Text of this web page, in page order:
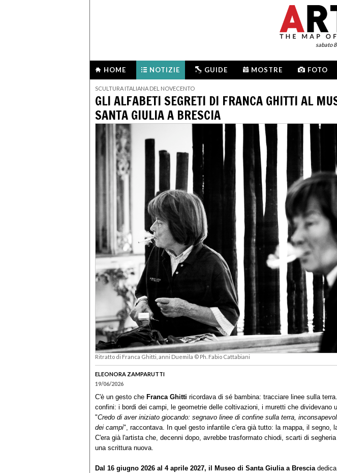
sabato
HOME NOTIZIE GUIDE MOSTRE FOTO
SCULTURA ITALIANA DEL NOVECENTO
GLI ALFABETI SEGRETI DI FRANCA GHITTI AL
SANTA GIULIA A BRESCIA
Ritratto di Franca Ghitti, anni Duemila © Ph. Fabio Cattabiani
ELEONORA ZAMPARUTTI
19/06/2026
C'è un gesto che Franca Ghitti ricordava di sé bambina: tracciare linee sulla
confini: i bordi dei campi, le geometrie delle coltivazioni, i muretti che dividevano
"Credo di aver iniziato giocando: segnavo linee di confine sulla terra,
dei campi", raccontava. In quel gesto infantile c'era già tutto: la mappa, il segno,
C'era già l'artista che, decenni dopo, avrebbe trasformato chiodi, scarti di
una scrittura nuova.
Dal 16 giugno 2026 al 4 aprile 2027, il Museo di Santa Giulia a Bresciadedica